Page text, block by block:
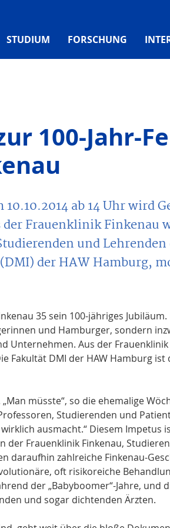
STUDIUM FORSCHUNG
100-Jahr-
ab 14 Uhr wird
Frauenklinik Finkenau
und Lehrenden
der HAW Hamburg,
35 sein 100-jähriges Jubiläum.
und Hamburger, sondern
Unternehmen. Aus der Frauenklinik
Fakultät DMI der HAW Hamburg
müsste“, so die ehemalige
Studierenden und
ausmacht.“ Diesem Impetus
Frauenklinik Finkenau,
daraufhin zahlreiche Finkenau-
oft risikoreiche
der „Babyboomer“-Jahre, und
und sogar dichtenden Ärzten.